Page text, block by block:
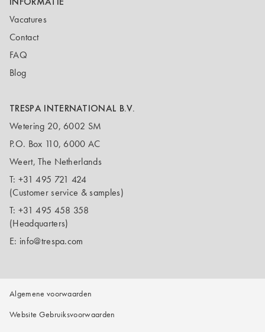
Vacatures
Contact
FAQ
Blog
TRESPA INTERNATIONAL B.V.
Wetering 20, 6002 SM
P.O. Box 110, 6000 AC
Weert, The Netherlands
T: +31 495 721 424
(Customer service & samples)
T: +31 495 458 358
(Headquarters)
E: info@trespa.com
Algemene voorwaarden
Website Gebruiksvoorwaarden